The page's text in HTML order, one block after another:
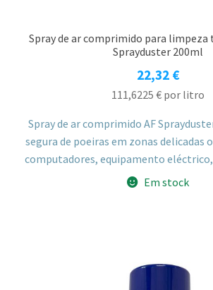
Spray de ar comprimido para limpeza
Sprayduster 200ml
22,32 €
111,6225 € por litro
Spray de ar comprimido AF
segura de poeiras em zonas delicadas
computadores, equipamento eléctrico,
escritório. Amigo do ozono, não
Em stock